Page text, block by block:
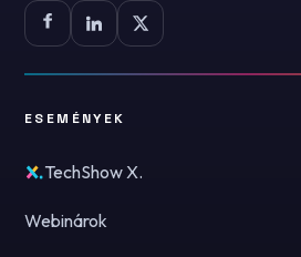
ESEMÉNYEK
TechShow X.
Webinárok